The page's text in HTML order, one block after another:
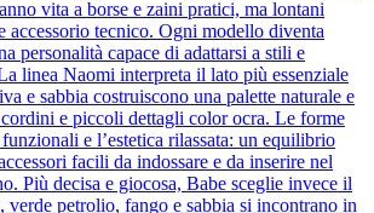
vita a borse e zaini pratici, ma lontani
accessorio tecnico. Ogni modello diventa
personalità capace di adattarsi a stili e
linea Naomi interpreta il lato più essenziale
e sabbia costruiscono una palette naturale e
e piccoli dettagli color ocra. Le forme
e l’estetica rilassata: un equilibrio
facili da indossare e da inserire nel
Più decisa e giocosa, Babe sceglie invece il
petrolio, fango e sabbia si incontrano in